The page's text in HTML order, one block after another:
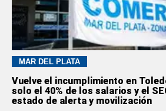
MAR DEL PLATA
Vuelve el incumplimiento en
solo el 40% de los salarios y el
estado de alerta y movilización